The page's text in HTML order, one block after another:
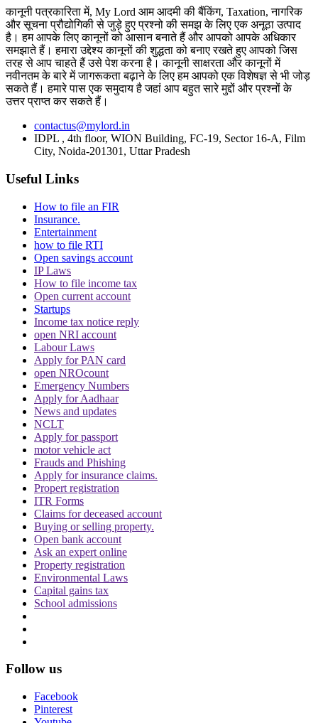
Topics
Poor Conditions of Road
Trending in Hindi
CJI पर जूता फेंकने वाले वकील की बढ़ी मुश्किलें, AG
ने 'अवमानना' की कार्यवाही शुरू करने की इजाजत दी
पर्सनैलिटी राइट्स मामले में ऋतिक रोशन को मिली
Delhi HC को बड़ी राहत, कहा- ऑनलाइन प्लेटफॉर्म्स
को ऐसे पोस्ट हटाने होंगे
दिवाली पर Delhi-NCR के लोग फोड़ सकेंगे पटाखें,
इन शर्तों के साथ सुप्रीम कोर्ट ने दी ये इजाजत
बिहार विधानसभा चुनाव लड़ने के लिए अंतरिम जमानत
की मांग, शरजील इमाम ने Delhi Court से याचिका
वापस ली, अब सुप्रीम कोर्ट जाएंगे
कानूनी पत्रकारिता में, My Lord आम आदमी की बैंकिंग, Taxation, नागरिक
और सूचना प्रौद्योगिकी से जुड़े हुए प्रश्नो की समझ के लिए एक अनूठा उत्पाद
है। हम आपके लिए कानूनों को आसान बनाते हैं और आपको आपके अधिकार
समझाते हैं। हमारा उद्देश्य कानूनों की शुद्धता को बनाए रखते हुए आपको जिस
तरह से आप चाहते हैं उसे पेश करना है। कानूनी साक्षरता और कानूनों में
नवीनतम के बारे में जागरूकता बढ़ाने के लिए हम आपको एक विशेषज्ञ से भी जोड़
सकते हैं। हमारे पास एक समुदाय है जहां आप बहुत सारे मुद्दों और प्रश्नों के
उत्तर प्राप्त कर सकते हैं।
contactus@mylord.in
IDPL , 4th floor, WION Building, FC-19, Sector 16-A, Film
City, Noida-201301, Uttar Pradesh
Useful Links
How to file an FIR
Insurance.
Entertainment
how to file RTI
Open savings account
IP Laws
How to file income tax
Open current account
Startups
Income tax notice reply
open NRI account
Labour Laws
Apply for PAN card
open NROcount
Emergency Numbers
Apply for Aadhaar
News and updates
NCLT
Apply for passport
motor vehicle act
Frauds and Phishing
Apply for insurance claims.
Propert registration
ITR Forms
Claims for deceased account
Buying or selling property.
Open bank account
Ask an expert online
Property registration
Environmental Laws
Capital gains tax
School admissions
Follow us
Facebook
Pinterest